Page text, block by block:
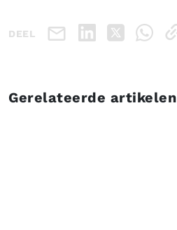
DEEL
Gerelateerde artikelen